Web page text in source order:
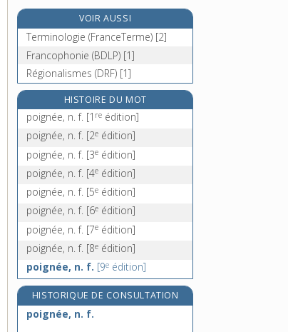
poilu, -ue, adj.
poincillade, n. f.
poinçon, n. m.
poinçonnage, n. m.
poinçonner, v. tr.
VOIR AUSSI
Terminologie (FranceTerme) [2]
Francophonie (BDLP) [1]
Régionalismes (DRF) [1]
HISTOIRE DU MOT
poignée, n. f. [1 re édition]
poignée, n. f. [2e édition]
poignée, n. f. [3e édition]
poignée, n. f. [4e édition]
poignée, n. f. [5e édition]
poignée, n. f. [6e édition]
poignée, n. f. [7e édition]
poignée, n. f. [8e édition]
poignée, n. f. [9e édition]
HISTORIQUE DE CONSULTATION
poignée, n. f.